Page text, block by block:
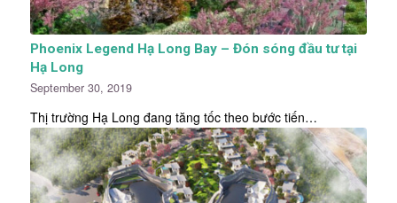
Phoenix Legend Hạ Long Bay – Đón sóng đầu tư tại
Hạ Long
September 30, 2019
Thị trường Hạ Long đang tăng tốc theo bước tiến…